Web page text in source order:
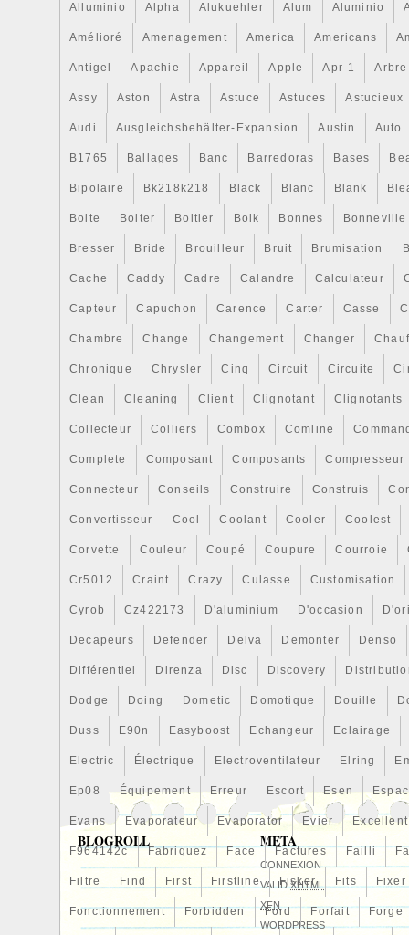
Alluminio Alpha Alukuehler Alum Aluminio
Amélioré Amenagement America Americans
Antigel Apachie Appareil Apple Apr-1 Arbre
Assy Aston Astra Astuce Astuces Astucieux
Audi Ausgleichsbehälter-Expansion Austin Auto
B1765 Ballages Banc Barredoras Bases
Bipolaire Bk218k218 Black Blanc Blank
Boite Boiter Boitier Bolk Bonnes Bonneville
Bresser Bride Brouilleur Bruit Brumisation
Cache Caddy Cadre Calandre Calculateur
Capteur Capuchon Carence Carter Casse
Chambre Change Changement Changer
Chronique Chrysler Cinq Circuit Circuite
Clean Cleaning Client Clignotant Clignotants
Collecteur Colliers Combox Comline
Complete Composant Composants Compresseur
Connecteur Conseils Construire Construis
Convertisseur Cool Coolant Cooler Coolest
Corvette Couleur Coupé Coupure Courroie
Cr5012 Craint Crazy Culasse Customisation
Cyrob Cz422173 D'aluminium D'occasion
Decapeurs Defender Delva Demonter Denso
Différentiel Direnza Disc Discovery
Dodge Doing Dometic Domotique Douille
Duss E90n Easyboost Echangeur Eclairage
Electric Électrique Electroventilateur Elring
Ep08 Équipement Erreur Escort Esen
Evans Evaporateur Evaporator Evier Excellent
F964142c Fabriquez Face Factures Failli
Filtre Find First Firstline Fisker Fits Fixer
Fonctionnement Forbidden Ford Forfait Forge
BLOGROLL META
CONNEXION
VALIDXHTML
XFN
WORDPRESS